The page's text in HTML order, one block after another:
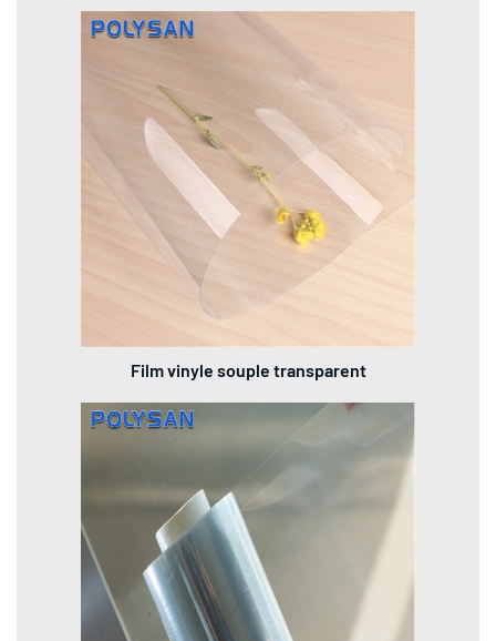
Film vinyle souple transparent